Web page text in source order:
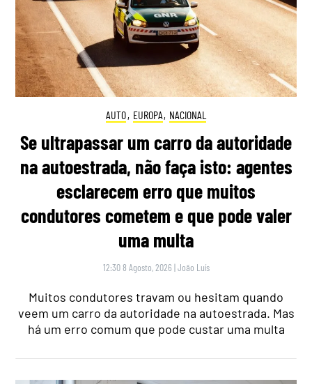
AUTO, EUROPA, NACIONAL
Se ultrapassar um carro da autoridade
na autoestrada, não faça isto: agentes
esclarecem erro que muitos
condutores cometem e que pode valer
uma multa
12:30 8 Agosto, 2026 |João Luís
Muitos condutores travam ou hesitam quando
veem um carro da autoridade na autoestrada. Mas
há um erro comum que pode custar uma multa